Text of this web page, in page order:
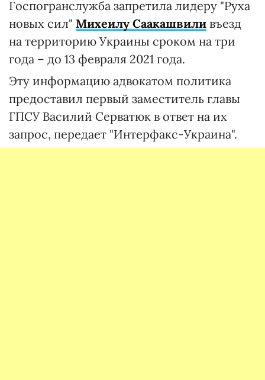
Госпогранслужба запретила лидеру "Руха
новых сил" Михеилу Саакашвили въезд
на территорию Украины сроком на три
года – до 13 февраля 2021 года.
Эту информацию адвокатом политика
предоставил первый заместитель главы
ГПСУ Василий Серватюк в ответ на их
запрос, передает "Интерфакс-Украина".